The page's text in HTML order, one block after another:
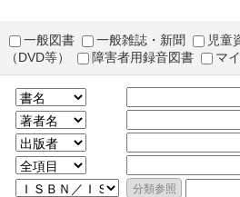
一般図書 一般雑誌・新聞
児童
（DVD等）
障害者用録音図書 マ